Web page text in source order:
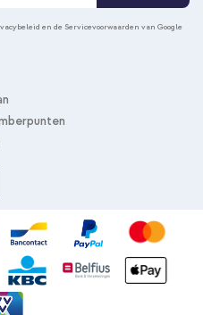
en de Servicevoorwaarden van Google